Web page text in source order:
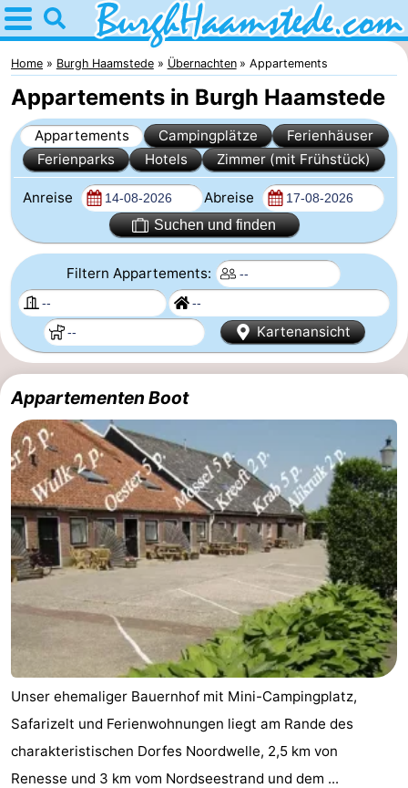
Home
Burgh
Haamstede
Tipps
Für
Kop
van
Schouwen
Übernachten
Appartements
Campingplätze
Ferienhäuser
-
Buitenheem
-
Duinoord
-
Ginsterveld
-
Julianahoeve
-
Haamstede
Résidence
't
Hof
-
Schouwen
-
Schouwse
-
Home Burgh Haamstede Übernachten Appartements
Appartements in Burgh Haamstede
Appartements Campingplätze
Ferienhäuser
Ferienparks
Hotels Zimmer (mit Frühstück)
Anreise Abreise
Suchen und finden
Filtern Appartements:
Kartenansicht
Appartementen Boot
Unser ehemaliger Bauernhof mit Mini-Campingplatz,
Safarizelt und Ferienwohnungen liegt am Rande des
charakteristischen Dorfes Noordwelle, 2,5 km von
Renesse und 3 km vom Nordseestrand und dem ...